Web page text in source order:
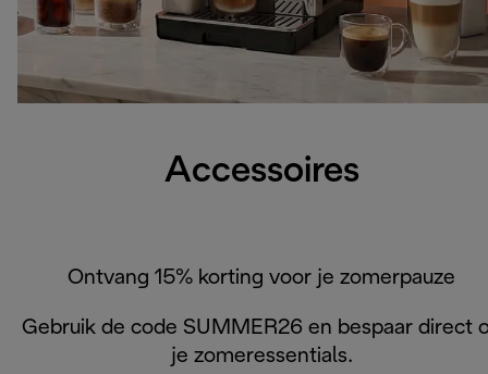
Accessoires
Ontvang 15% korting voor je zomerpauze
Gebruik de code SUMMER26 en bespaar direct
je zomeressentials.